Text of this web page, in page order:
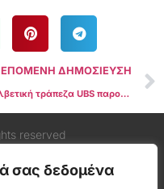
σας δεδομένα
ΕΠΟΜΕΝΗ ΔΗΜΟΣΙΕΥΣΗ
Η ελβετική τράπεζα UBS παρουσιάζει το Tokenized Money Market Fund στο Ethereum Blockchain
reserved